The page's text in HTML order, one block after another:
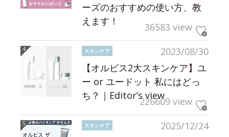
ーズのおすすめの使い方、教
えます！
36583 view
2023/08/30
スキンケア
【オルビス2大スキンケア】ユ
ー or ユードット 私にはどっ
ち？｜Editor’s view226609 view
2025/12/24
スキンケア